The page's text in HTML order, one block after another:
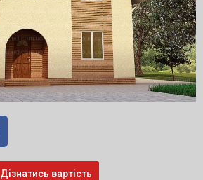
Дізнатись вартість